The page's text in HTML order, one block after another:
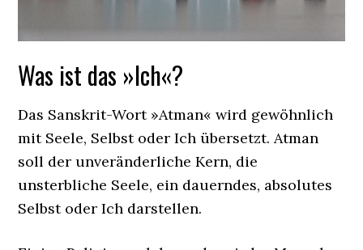
Was ist das »Ich«?
Das Sanskrit-Wort »Atman« wird gewöhnlich
mit Seele, Selbst oder Ich übersetzt. Atman
soll der unveränderliche Kern, die
unsterbliche Seele, ein dauerndes, absolutes
Selbst oder Ich darstellen.